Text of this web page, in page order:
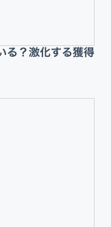
る？激化する獲得